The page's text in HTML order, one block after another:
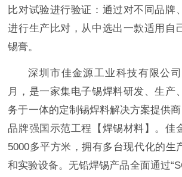
比对试验进行验证：通过对不同品牌
进行生产比对，从中选出一款适用自
锡膏。
深圳市佳金源工业科技有限公
月，是一家集电子锡焊料研发、生产
务于一体的定制锡焊料解决方案提供商
品牌强国示范工程【焊锡材料】。佳
5000多平方米，拥有多台现代化的生
和实验设备。无铅焊锡产品全面通过